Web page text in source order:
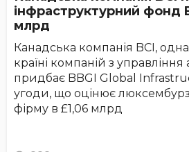
інфраструктурний фонд
млрд
Канадська компанія BCI,
країні компаній з
придбає BBGI Global
угоди, що оцінює
фірму в £1,06 млрд